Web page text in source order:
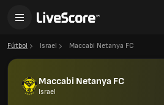
Fútbol Israel Maccabi Netanya FC
Maccabi Netanya FC
Israel